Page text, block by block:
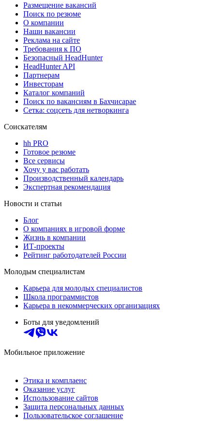
Размещение вакансий
Поиск по резюме
О компании
Наши вакансии
Реклама на сайте
Требования к ПО
Безопасный HeadHunter
HeadHunter API
Партнерам
Инвесторам
Каталог компаний
Поиск по вакансиям в Бахчисарае
Сетка: соцсеть для нетворкинга
Соискателям
hh PRO
Готовое резюме
Все сервисы
Хочу у вас работать
Производственный календарь
Экспертная рекомендация
Новости и статьи
Блог
О компаниях в игровой форме
Жизнь в компании
ИТ-проекты
Рейтинг работодателей России
Молодым специалистам
Карьера для молодых специалистов
Школа программистов
Карьера в некоммерческих организациях
Боты для уведомлений
Мобильное приложение
Этика и комплаенс
Оказание услуг
Использование сайтов
Защита персональных данных
Пользовательское соглашение